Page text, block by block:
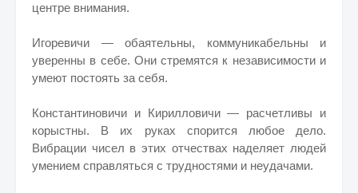
центре внимания.
Игоревичи — обаятельны, коммуникабельны и
уверенны в себе. Они стремятся к независимости и
умеют постоять за себя.
Константиновичи и Кирилловичи — расчетливы и
корыстны. В их руках спорится любое дело.
Вибрации чисел в этих отчествах наделяет людей
умением справляться с трудностями и неудачами.